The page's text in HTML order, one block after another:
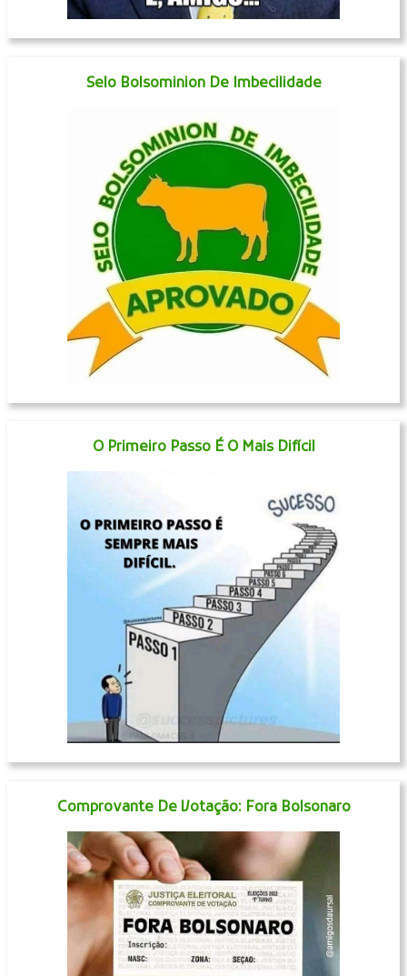
Selo Bolsominion De Imbecilidade
O Primeiro Passo É O Mais Difícil
Comprovante De Votação: Fora Bolsonaro